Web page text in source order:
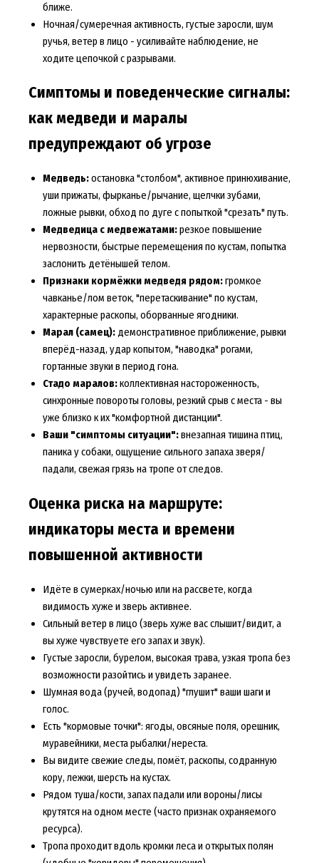
ближе.
Ночная/сумеречная активность, густые заросли, шум
ручья, ветер в лицо - усиливайте наблюдение, не
ходите цепочкой с разрывами.
Симптомы и поведенческие сигналы:
как медведи и маралы
предупреждают об угрозе
Медведь:остановка "столбом", активное принюхивание,
уши прижаты, фырканье/рычание, щелчки зубами,
ложные рывки, обход по дуге с попыткой "срезать" путь.
Медведица с медвежатами:резкое повышение
нервозности, быстрые перемещения по кустам, попытка
заслонить детёнышей телом.
Признаки кормёжки медведя рядом:громкое
чавканье/лом веток, "перетаскивание" по кустам,
характерные раскопы, оборванные ягодники.
Марал (самец):демонстративное приближение, рывки
вперёд-назад, удар копытом, "наводка" рогами,
гортанные звуки в период гона.
Стадо маралов:коллективная настороженность,
синхронные повороты головы, резкий срыв с места - вы
уже близко к их "комфортной дистанции".
Ваши "симптомы ситуации":внезапная тишина птиц,
паника у собаки, ощущение сильного запаха зверя/
падали, свежая грязь на тропе от следов.
Оценка риска на маршруте:
индикаторы места и времени
повышенной активности
Идёте в сумерках/ночью или на рассвете, когда
видимость хуже и зверь активнее.
Сильный ветер в лицо (зверь хуже вас слышит/видит, а
вы хуже чувствуете его запах и звук).
Густые заросли, бурелом, высокая трава, узкая тропа без
возможности разойтись и увидеть заранее.
Шумная вода (ручей, водопад) "глушит" ваши шаги и
голос.
Есть "кормовые точки": ягоды, овсяные поля, орешник,
муравейники, места рыбалки/нереста.
Вы видите свежие следы, помёт, раскопы, содранную
кору, лежки, шерсть на кустах.
Рядом туша/кости, запах падали или вороны/лисы
крутятся на одном месте (часто признак охраняемого
ресурса).
Тропа проходит вдоль кромки леса и открытых полян